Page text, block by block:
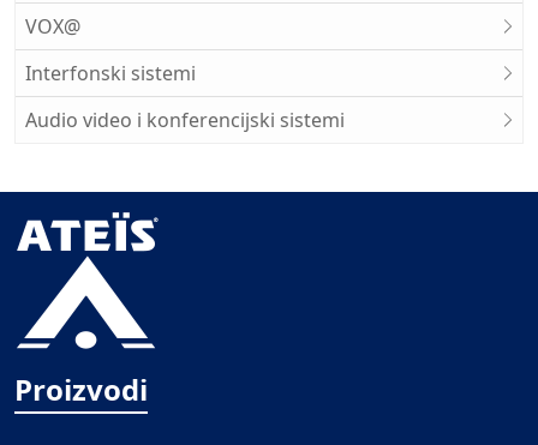
VOX@
Interfonski sistemi
Audio video i konferencijski sistemi
Proizvodi